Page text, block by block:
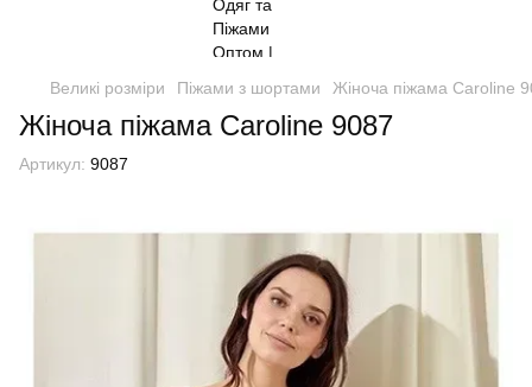
Великі розміри Піжами з шортами Жіноча піжама Caroline
Жіноча піжама Caroline 9087
Артикул: 9087